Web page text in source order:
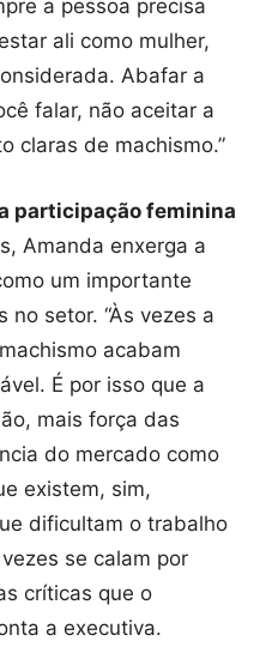
a pessoa precisa
ali como mulher,
Abafar a
falar, não aceitar a
claras de machismo.”
participação feminina
Amanda enxerga a
um importante
setor. “Às vezes a
acabam
É por isso que a
mais força das
do mercado como
existem, sim,
dificultam o trabalho
se calam por
críticas que o
a executiva.